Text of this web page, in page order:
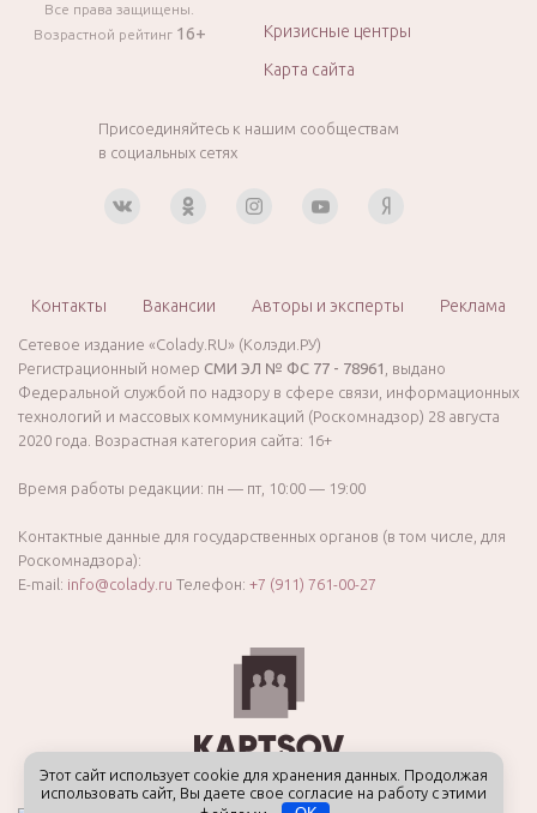
Все права защищены.
Возрастной рейтинг 16+
Кризисные центры
Карта сайта
Присоединяйтесь к нашим сообществам
в социальных сетях
Контакты Вакансии Авторы и эксперты Реклама
Сетевое издание «Colady.RU» (Колэди.РУ)
Регистрационный номер СМИ ЭЛ № ФС 77 - 78961
, выдано
Федеральной службой по надзору в сфере связи, информационных
технологий и массовых коммуникаций (Роскомнадзор) 28 августа
2020 года. Возрастная категория сайта: 16+
Время работы редакции: пн — пт, 10:00 — 19:00
Контактные данные для государственных органов (в том числе, для
Роскомнадзора):
E-mail: info@colady.ru Телефон: +7 (911) 761-00-27
Этот сайт использует cookie для хранения данных. Продолжая
использовать сайт, Вы даете свое согласие на работу с этими